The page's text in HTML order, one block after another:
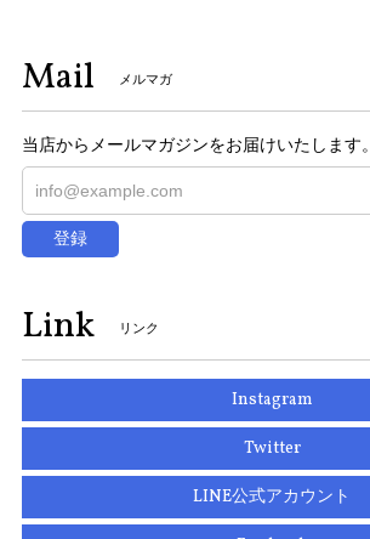
Mail メルマガ
当店からメールマガジンをお届けいたします。
登録
Link リンク
Instagram
Twitter
LINE公式アカウント